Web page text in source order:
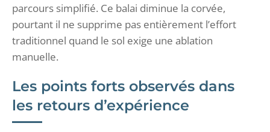
parcours simplifié. Ce balai diminue la corvée,
pourtant il ne supprime pas entièrement l’effort
traditionnel quand le sol exige une ablation
manuelle.
Les points forts observés dans
les retours d’expérience